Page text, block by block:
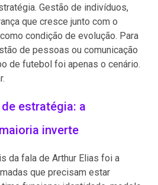
Gestão de indivíduos,
que cresce junto com o
condição de evolução. Para
de pessoas ou comunicação
de futebol foi apenas o cenário.
estratégia: a
inverte
da fala de Arthur Elias foi a
que precisam estar